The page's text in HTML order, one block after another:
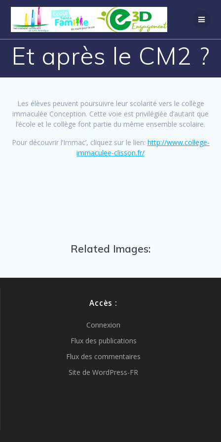
Et après le CM2 ?
Les élèves peuvent poursuivre leur scolarité vers le collège
immaculée Conception. Cette voie est privilégiée d’autant que
l’école et le collège font partie du même ensemble scolaire.
Pour découvrir l’Immac’, cliquez sur le lien: http://www.college-
immaculee-clisson.fr/
Related Images:
Accès :
Connexion
Flux des publications
Flux des commentaires
Site de WordPress-FR